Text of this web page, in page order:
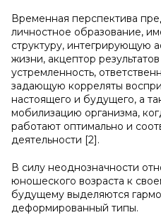
Временная перспектива
личностное образование,
структуру, интегрирующую
жизни, акцептор
устремленность,
задающую корреляты
настоящего и будущего, а
мобилизацию организма,
работают оптимально и
деятельности [2].
В силу неоднозначности
юношеского возраста к
будущему выделяются
деформированный типы.